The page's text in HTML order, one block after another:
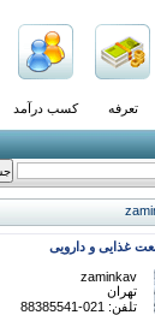
تعرفه کسب درآمد
غذایی و دارویی
zaminkav
تهران
تلفن: 021-88385541